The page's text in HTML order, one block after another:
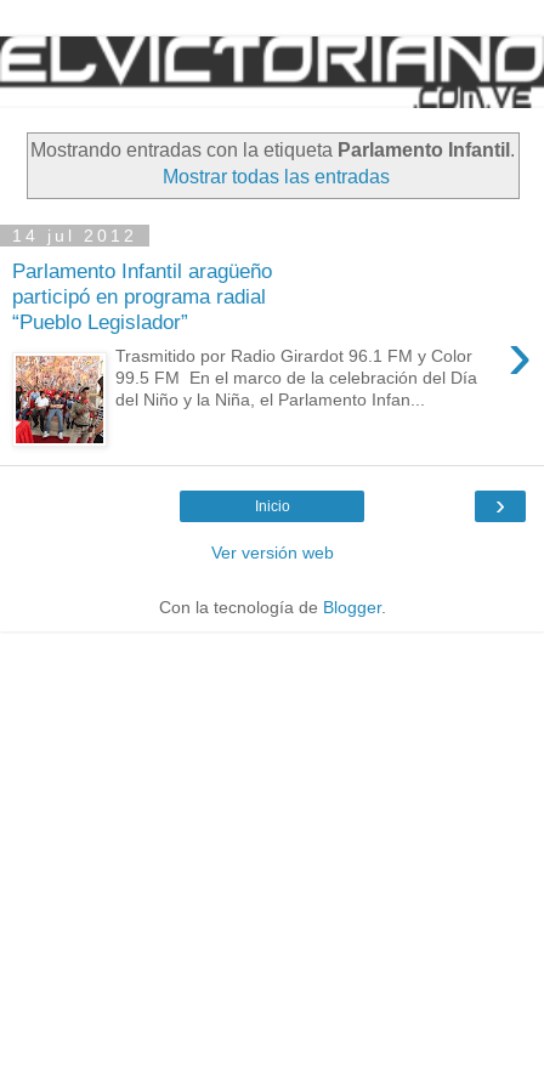
Mostrando entradas con la etiqueta Parlamento Infantil .
Mostrar todas las entradas
14 jul 2012
Parlamento Infantil aragüeño
participó en programa radial
“Pueblo Legislador”
›
Trasmitido por Radio Girardot 96.1 FM y Color
99.5 FM En el marco de la celebración del Día
del Niño y la Niña, el Parlamento Infan...
›
Inicio
Ver versión web
Con la tecnología de Blogger.